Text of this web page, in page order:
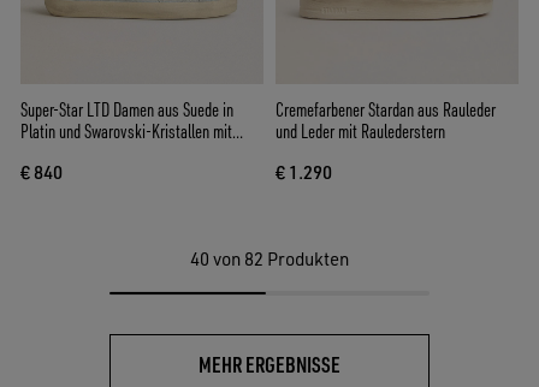
Super-Star LTD Damen aus Suede in
Platin und Swarovski-Kristallen mit
€ 840
Cremefarbener Stardan aus Rauleder
und Leder mit Raulederstern
€ 1.290
40 von 82 Produkten
MEHR ERGEBNISSE